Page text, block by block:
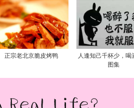
正宗老北京脆皮烤鸭
人逢知己千杯少，喝
图集